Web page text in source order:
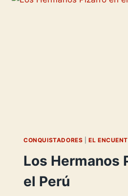
EL
CONQUISTADORES |EL
Los Hermanos
el Perú